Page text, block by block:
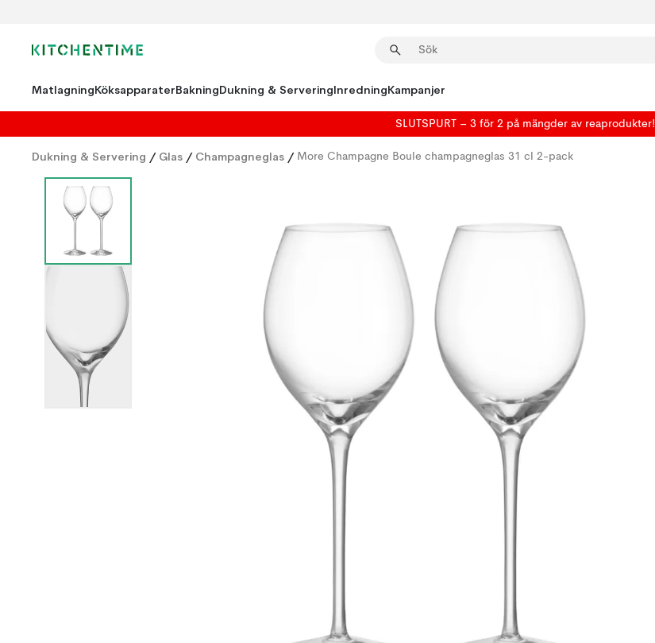
MatlagningKöksapparaterBakningDukning & ServeringInredningKampanjer
SLUTSPURT – 3 för 2 på mängder av reaprodukter!
Dukning & Servering / Glas / Champagneglas / More Champagne Boule champagneglas 31 cl 2-pack